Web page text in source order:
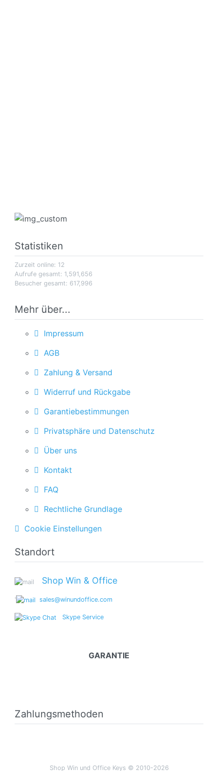
Statistiken
Zurzeit online: 12
Aufrufe gesamt: 1,591,656
Besucher gesamt: 617,996
Mehr über...
Impressum
AGB
Zahlung & Versand
Widerruf und Rückgabe
Garantiebestimmungen
Privatsphäre und Datenschutz
Über uns
Kontakt
FAQ
Rechtliche Grundlage
Cookie Einstellungen
Standort
Shop Win & Office
' sales@winundoffice.com
Skype Service
GARANTIE
Zahlungsmethoden
Shop Win und Office Keys © 2010-2026